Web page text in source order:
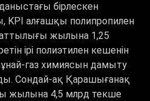
бірлескен
KPI алғашқы полипропилен
жылына 1,25
ірі полиэтилен кешенін
газ химиясын дамыту
Сондай-ақ Қарашығанақ
жылына 4,5 млрд текше